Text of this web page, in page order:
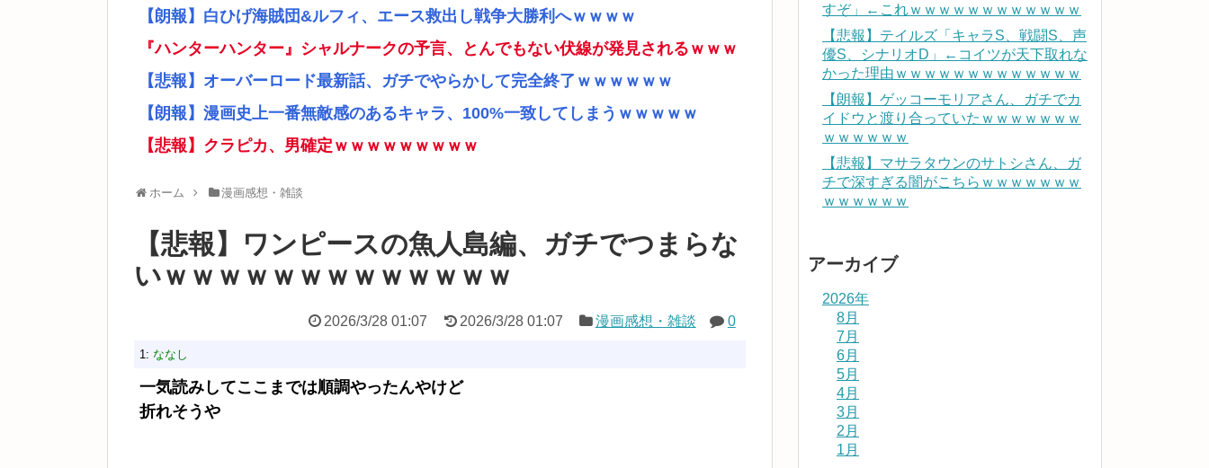
【朗報】白ひげ海賊団&ルフィ、エース救出し戦争大勝利へｗｗｗｗ
『ハンターハンター』シャルナークの予言、とんでもない伏線が発見されるｗｗｗ
【悲報】オーバーロード最新話、ガチでやらかして完全終了ｗｗｗｗｗｗ
【朗報】漫画史上一番無敵感のあるキャラ、100%一致してしまうｗｗｗｗｗ
【悲報】クラピカ、男確定ｗｗｗｗｗｗｗｗｗ
ホーム 漫画感想・雑談
【悲報】ワンピースの魚人島編、ガチでつまらな
いｗｗｗｗｗｗｗｗｗｗｗｗｗ
2026/3/28 01:07 2026/3/28 01:07 漫画感想・雑談 0
1: ななし
一気読みしてここまでは順調やったんやけど
折れそうや
すぞ」←これｗｗｗｗｗｗｗｗｗｗｗｗ
【悲報】テイルズ「キャラS、戦闘S、声
優S、シナリオD」←コイツが天下取れな
かった理由ｗｗｗｗｗｗｗｗｗｗｗｗｗ
【朗報】ゲッコーモリアさん、ガチでカ
イドウと渡り合っていたｗｗｗｗｗｗｗ
ｗｗｗｗｗｗ
【悲報】マサラタウンのサトシさん、ガ
チで深すぎる闇がこちらｗｗｗｗｗｗｗ
ｗｗｗｗｗｗ
アーカイブ
2026年
8月
7月
6月
5月
4月
3月
2月
1月